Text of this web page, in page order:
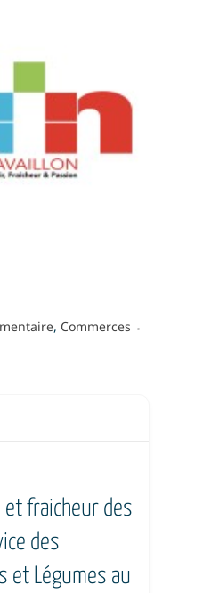
, Commerces
fraicheur des
des
et Légumes au